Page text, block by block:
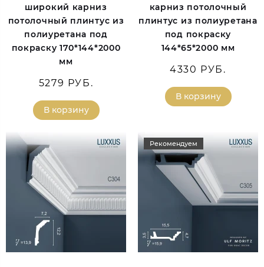
широкий карниз
потолочный плинтус из
полиуретана под
покраску 170*144*2000
мм
5279 РУБ.
В корзину
карниз потолочный
плинтус из полиуретана
под покраску
144*65*2000 мм
4330 РУБ.
В корзину
Рекомендуем